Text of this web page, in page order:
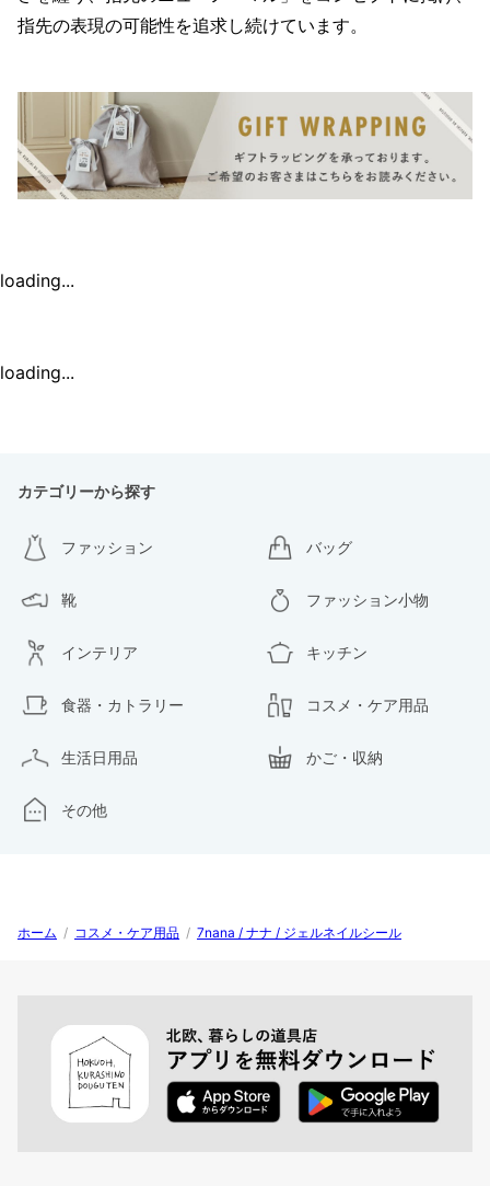
指先の表現の可能性を追求し続けています。
loading...
loading...
カテゴリーから探す
ファッション バッグ
靴 ファッション小物
インテリア キッチン
食器・カトラリー コスメ・ケア用品
生活日用品 かご・収納
その他
ホーム / コスメ・ケア用品 / 7nana / ナナ / ジェルネイルシール